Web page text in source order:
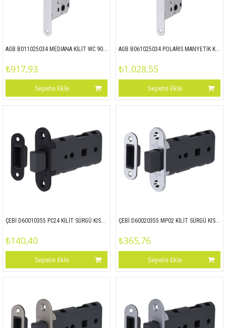
AGB B011025034 MEDIANA KİLİT WC 90x50 MAT KROM
₺917,93
Sepete Ekle
AGB B061025034 POLARIS MANYETİK KİLİT WC 96x50 MAT KROM
₺1.028,55
Sepete Ekle
ÇEBİ D60010355 PC24 KİLİT SÜRGÜ KISMI - PLS ALIN
₺140,40
Sepete Ekle
ÇEBİ D60020355 MP02 KİLİT SÜRGÜ KISMI - ZAMAK ALIN
₺365,76
Sepete Ekle